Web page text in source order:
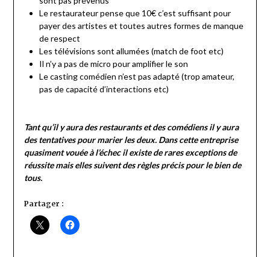
Le restaurateur pense que 10€ c’est suffisant pour
payer des artistes et toutes autres formes de manque
de respect
Les télévisions sont allumées (match de foot etc)
Il n’y a pas de micro pour amplifier le son
Le casting comédien n’est pas adapté (trop amateur,
pas de capacité d’interactions etc)
Tant qu’il y aura des restaurants et des comédiens il y aura
des tentatives pour marier les deux. Dans cette entreprise
quasiment vouée à l’échec il existe de rares exceptions de
réussite mais elles suivent des règles précis pour le bien de
tous.
Partager :